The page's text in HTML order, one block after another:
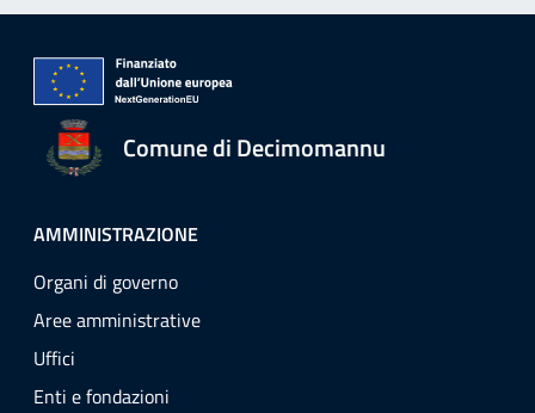
Comune di Decimomannu
AMMINISTRAZIONE
Organi di governo
Aree amministrative
Uffici
Enti e fondazioni